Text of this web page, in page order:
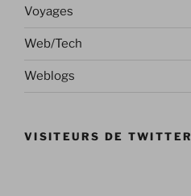
Voyages
Web/Tech
Weblogs
VISITEURS DE TWITTER